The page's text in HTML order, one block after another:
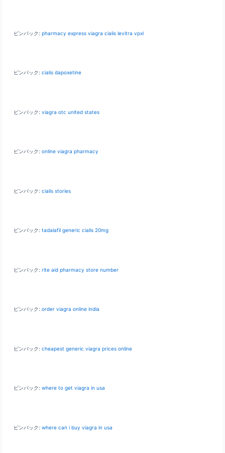
ピンバック: pharmacy express viagra cialis levitra vpxl
ピンバック: cialis dapoxetine
ピンバック: viagra otc united states
ピンバック: online viagra pharmacy
ピンバック: cialis stories
ピンバック: tadalafil generic cialis 20mg
ピンバック: rite aid pharmacy store number
ピンバック: order viagra online india
ピンバック: cheapest generic viagra prices online
ピンバック: where to get viagra in usa
ピンバック: where can i buy viagra in usa